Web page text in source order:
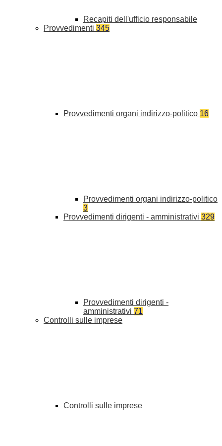
Recapiti dell'ufficio responsabile
Provvedimenti 345
Provvedimenti organi indirizzo-politico 16
Provvedimenti organi indirizzo-politico
3
Provvedimenti dirigenti - amministrativi 329
Provvedimenti dirigenti -
amministrativi 71
Controlli sulle imprese
Controlli sulle imprese